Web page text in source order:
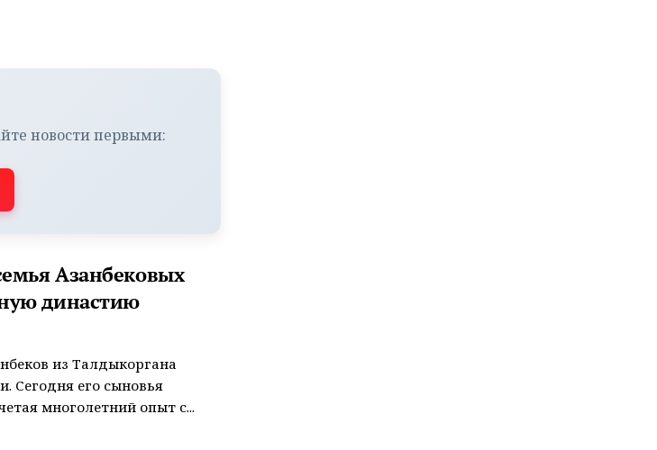
новости первыми:
Азанбековых
династию
из Талдыкоргана
Сегодня его сыновья
многолетний опыт с...